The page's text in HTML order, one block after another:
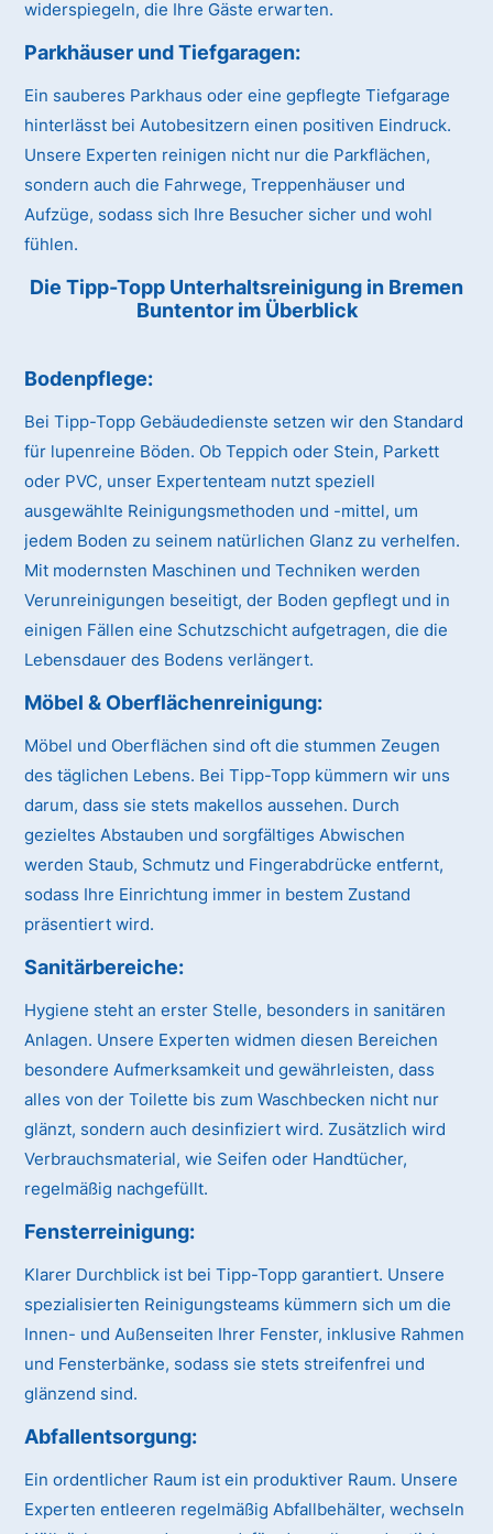
widerspiegeln, die Ihre Gäste erwarten.
Parkhäuser und Tiefgaragen:
Ein sauberes Parkhaus oder eine gepflegte Tiefgarage
hinterlässt bei Autobesitzern einen positiven Eindruck.
Unsere Experten reinigen nicht nur die Parkflächen,
sondern auch die Fahrwege, Treppenhäuser und
Aufzüge, sodass sich Ihre Besucher sicher und wohl
fühlen.
Die Tipp-Topp Unterhaltsreinigung in Bremen
Buntentor im Überblick
Bodenpflege:
Bei Tipp-Topp Gebäudedienste setzen wir den Standard
für lupenreine Böden. Ob Teppich oder Stein, Parkett
oder PVC, unser Expertenteam nutzt speziell
ausgewählte Reinigungsmethoden und -mittel, um
jedem Boden zu seinem natürlichen Glanz zu verhelfen.
Mit modernsten Maschinen und Techniken werden
Verunreinigungen beseitigt, der Boden gepflegt und in
einigen Fällen eine Schutzschicht aufgetragen, die die
Lebensdauer des Bodens verlängert.
Möbel & Oberflächenreinigung:
Möbel und Oberflächen sind oft die stummen Zeugen
des täglichen Lebens. Bei Tipp-Topp kümmern wir uns
darum, dass sie stets makellos aussehen. Durch
gezieltes Abstauben und sorgfältiges Abwischen
werden Staub, Schmutz und Fingerabdrücke entfernt,
sodass Ihre Einrichtung immer in bestem Zustand
präsentiert wird.
Sanitärbereiche:
Hygiene steht an erster Stelle, besonders in sanitären
Anlagen. Unsere Experten widmen diesen Bereichen
besondere Aufmerksamkeit und gewährleisten, dass
alles von der Toilette bis zum Waschbecken nicht nur
glänzt, sondern auch desinfiziert wird. Zusätzlich wird
Verbrauchsmaterial, wie Seifen oder Handtücher,
regelmäßig nachgefüllt.
Fensterreinigung:
Klarer Durchblick ist bei Tipp-Topp garantiert. Unsere
spezialisierten Reinigungsteams kümmern sich um die
Innen- und Außenseiten Ihrer Fenster, inklusive Rahmen
und Fensterbänke, sodass sie stets streifenfrei und
glänzend sind.
Abfallentsorgung:
Ein ordentlicher Raum ist ein produktiver Raum. Unsere
Experten entleeren regelmäßig Abfallbehälter, wechseln